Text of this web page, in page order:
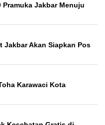
Pramuka Jakbar Menuju
Jakbar Akan Siapkan Pos
Karawaci Kota